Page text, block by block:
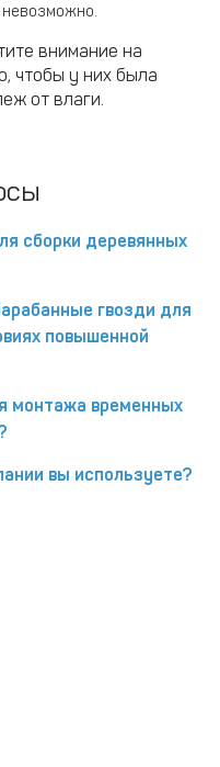
невозможно.
внимание на
чтобы у них была
от влаги.
сборки деревянных
гвозди для
повышенной
монтажа временных
вы используете?